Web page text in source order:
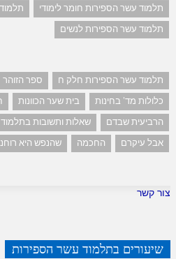
תלמוד עשר הספירות חומר לימודי
תלמוד עשר הספירות לנשים
תלמוד עשר הספירות חלק ח ספר הזוהר
כלולות מד' בחינות
בית שער הכוונות
הרביעית שבדם
שאלות ותשובות
אבל עיקרם
החכמה שהנפש היא
צור קשר
שיעורים בתלמוד עשר הספירות